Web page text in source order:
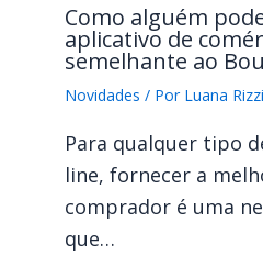
Como alguém
aplicativo de
semelhante ao
Novidades / Por Luana Rizzi
Para qualquer tipo
line, fornecer a
comprador é uma
que…